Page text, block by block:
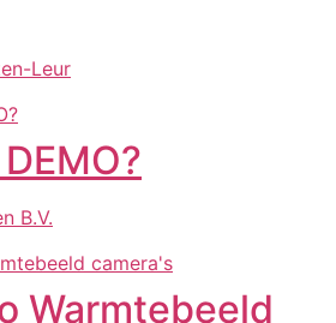
Leur
B.V.
Warmtebeeld